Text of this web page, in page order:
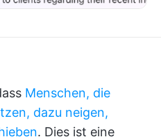
Menschen, die
dazu neigen,
. Dies ist eine